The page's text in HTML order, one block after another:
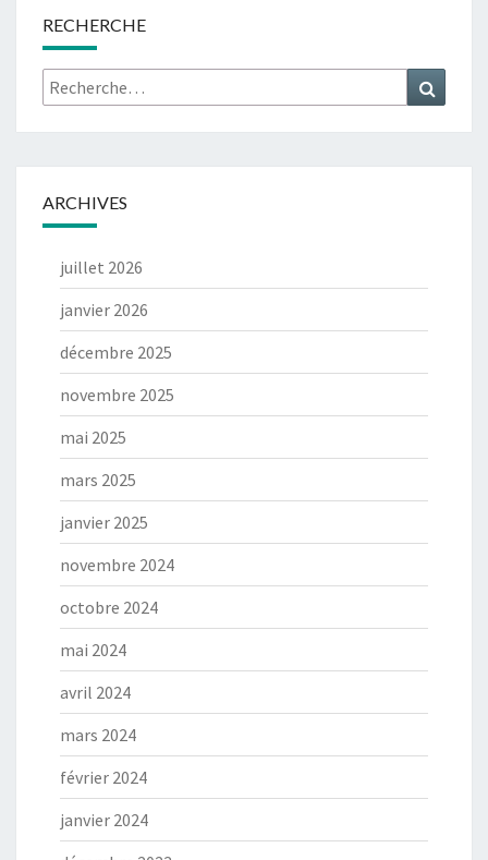
RECHERCHE
Rechercher :
ARCHIVES
juillet 2026
janvier 2026
décembre 2025
novembre 2025
mai 2025
mars 2025
janvier 2025
novembre 2024
octobre 2024
mai 2024
avril 2024
mars 2024
février 2024
janvier 2024